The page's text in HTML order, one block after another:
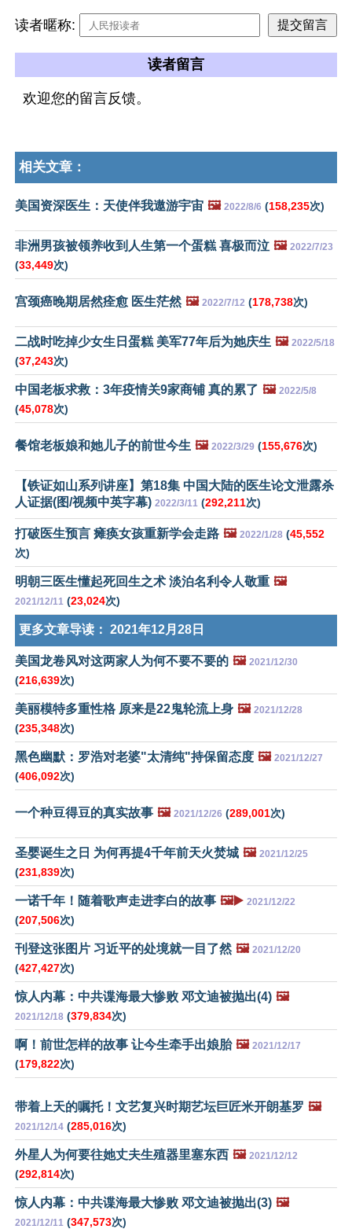
读者暱称:
读者留言
欢迎您的留言反馈。
相关文章：
美国资深医生：天使伴我遨游宇宙 🖼️ 2022/8/6 (158,235次)
非洲男孩被领养收到人生第一个蛋糕 喜极而泣 🖼️ 2022/7/23
(33,449次)
宫颈癌晚期居然痊愈 医生茫然 🖼️ 2022/7/12 (178,738次)
二战时吃掉少女生日蛋糕 美军77年后为她庆生 🖼️ 2022/5/18
(37,243次)
中国老板求救：3年疫情关9家商铺 真的累了 🖼️ 2022/5/8
(45,078次)
餐馆老板娘和她儿子的前世今生 🖼️ 2022/3/29 (155,676次)
【铁证如山系列讲座】第18集 中国大陆的医生论文泄露杀
人证据(图/视频中英字幕) 2022/3/11 (292,211次)
打破医生预言 瘫痪女孩重新学会走路 🖼️ 2022/1/28 (45,552
次)
明朝三医生懂起死回生之术 淡泊名利令人敬重 🖼️
2021/12/11 (23,024次)
更多文章导读： 2021年12月28日
美国龙卷风对这两家人为何不要不要的 🖼️ 2021/12/30
(216,639次)
美丽模特多重性格 原来是22鬼轮流上身 🖼️ 2021/12/28
(235,348次)
黑色幽默：罗浩对老婆"太清纯"持保留态度 🖼️ 2021/12/27
(406,092次)
一个种豆得豆的真实故事 🖼️ 2021/12/26 (289,001次)
圣婴诞生之日 为何再提4千年前天火焚城 🖼️ 2021/12/25
(231,839次)
一诺千年！随着歌声走进李白的故事 🖼️▶️ 2021/12/22
(207,506次)
刊登这张图片 习近平的处境就一目了然 🖼️ 2021/12/20
(427,427次)
惊人内幕：中共谍海最大惨败 邓文迪被抛出(4) 🖼️
2021/12/18 (379,834次)
啊！前世怎样的故事 让今生牵手出娘胎 🖼️ 2021/12/17
(179,822次)
带着上天的嘱托！文艺复兴时期艺坛巨匠米开朗基罗 🖼️
2021/12/14 (285,016次)
外星人为何要往她丈夫生殖器里塞东西 🖼️ 2021/12/12
(292,814次)
惊人内幕：中共谍海最大惨败 邓文迪被抛出(3) 🖼️
2021/12/11 (347,573次)